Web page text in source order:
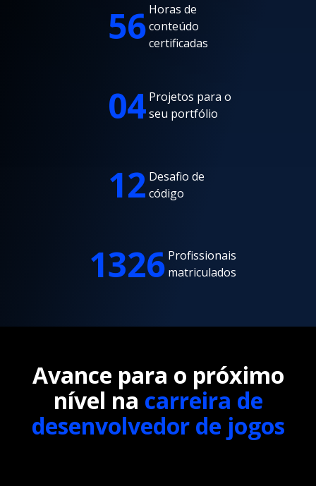
56 Horas de
conteúdo
certificadas
04 Projetos para o
seu portfólio
12 Desafio de
código
1326 Profissionais
matriculados
Avance para o próximo
nível na carreira de
desenvolvedor de jogos